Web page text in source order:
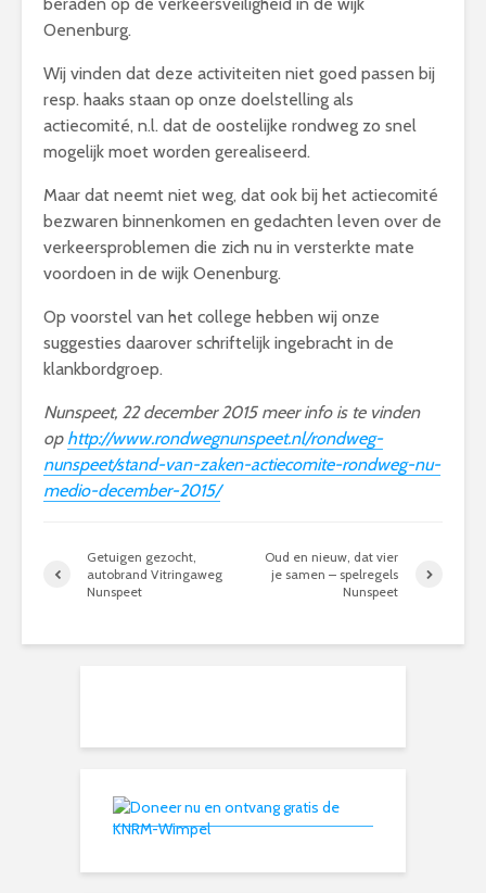
Oenenburg.
Wij vinden dat deze activiteiten niet goed passen bij
resp. haaks staan op onze doelstelling als
actiecomité, n.l. dat de oostelijke rondweg zo snel
mogelijk moet worden gerealiseerd.
Maar dat neemt niet weg, dat ook bij het actiecomité
bezwaren binnenkomen en gedachten leven over de
verkeersproblemen die zich nu in versterkte mate
voordoen in de wijk Oenenburg.
Op voorstel van het college hebben wij onze
suggesties daarover schriftelijk ingebracht in de
klankbordgroep.
Nunspeet, 22 december 2015 meer info is te vinden
op http://www.rondwegnunspeet.nl/rondweg-
nunspeet/stand-van-zaken-actiecomite-rondweg-nu-
medio-december-2015/
Getuigen gezocht,
autobrand Vitringaweg
Nunspeet
Oud en nieuw, dat vier
je samen – spelregels
Nunspeet